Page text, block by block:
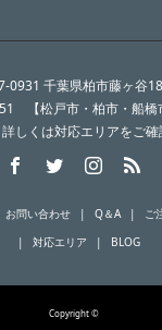
0931 千葉県柏市藤ヶ谷
【松戸市・柏市・船橋
しくは対応エリアをご確
お問い合わせ Q＆A ご
対応エリア
BLOG
Copyright ©